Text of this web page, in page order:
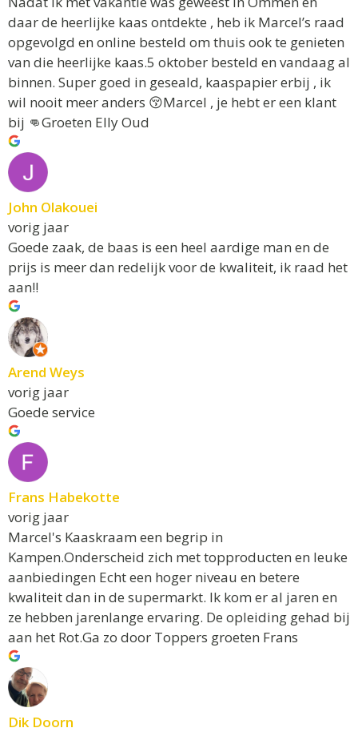
daar de heerlijke kaas ontdekte , heb ik Marcel’s raad
opgevolgd en online besteld om thuis ook te genieten
van die heerlijke kaas.5 oktober besteld en vandaag al
binnen. Super goed in geseald, kaaspapier erbij , ik
wil nooit meer anders 😚Marcel , je hebt er een klant
bij 👊Groeten Elly Oud
John Olakouei
vorig jaar
Goede zaak, de baas is een heel aardige man en de
prijs is meer dan redelijk voor de kwaliteit, ik raad het
aan!!
Arend Weys
vorig jaar
Goede service
Frans Habekotte
vorig jaar
Marcel's Kaaskraam een begrip in
Kampen.Onderscheid zich met topproducten en leuke
aanbiedingen Echt een hoger niveau en betere
kwaliteit dan in de supermarkt. Ik kom er al jaren en
ze hebben jarenlange ervaring. De opleiding gehad bij
aan het Rot.Ga zo door Toppers groeten Frans
Dik Doorn